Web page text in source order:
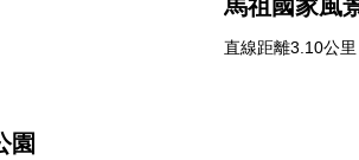
馬祖國家風
直線距離3.10公里
園